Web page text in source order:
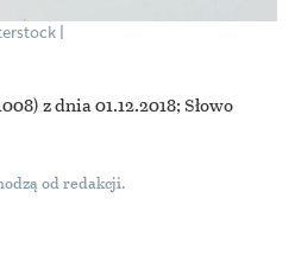
z dnia 01.12.2018; Słowo